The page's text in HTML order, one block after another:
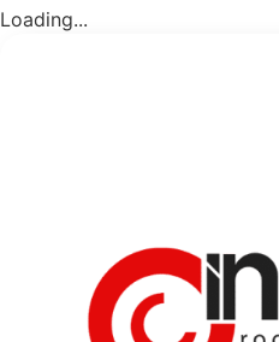
Loading...